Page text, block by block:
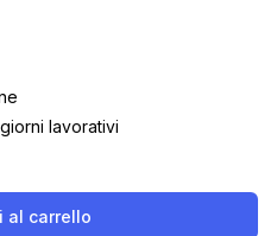
lavorativi
al carrello